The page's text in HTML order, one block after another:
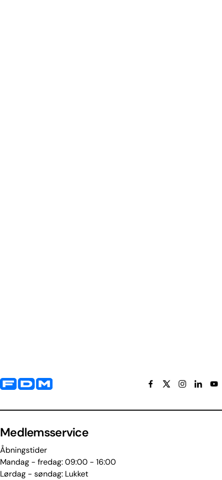
Yderligere information og kontaktoplysninger
Medlemsservice
Åbningstider
Mandag - fredag: 09:00 - 16:00
Lørdag - søndag: Lukket